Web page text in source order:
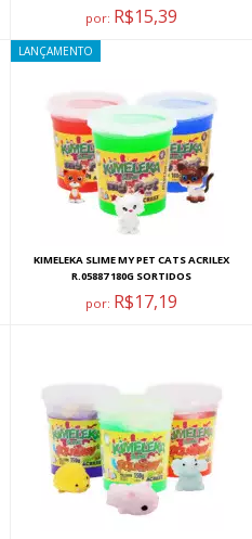
por: R$15,39
LANÇAMENTO
KIMELEKA SLIME MY PET CATS ACRILEX
R.05887 180G SORTIDOS
por: R$17,19